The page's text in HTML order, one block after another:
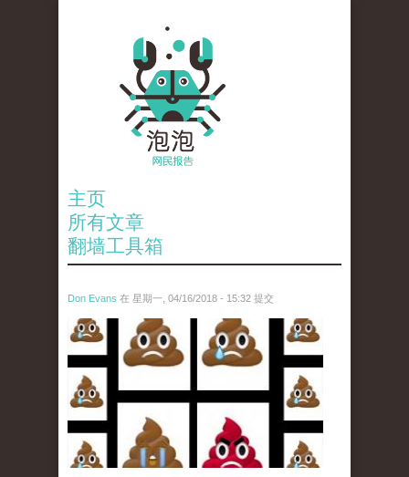
主页
所有文章
翻墙工具箱
Don Evans 在 星期一, 04/16/2018 - 15:32 提交
wechatimg1053.jpeg